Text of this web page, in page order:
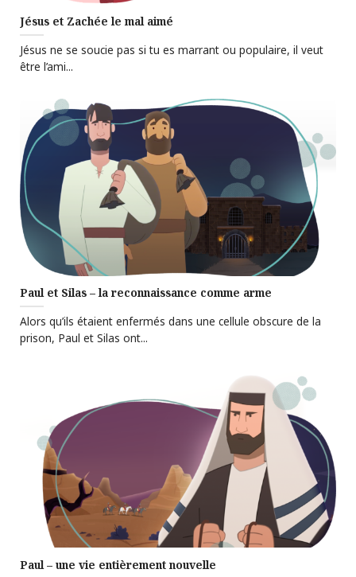
Jésus et Zachée le mal aimé
Jésus ne se soucie pas si tu es marrant ou populaire, il veut
être l’ami...
Paul et Silas – la reconnaissance comme arme
Alors qu’ils étaient enfermés dans une cellule obscure de la
prison, Paul et Silas ont...
Paul – une vie entièrement nouvelle